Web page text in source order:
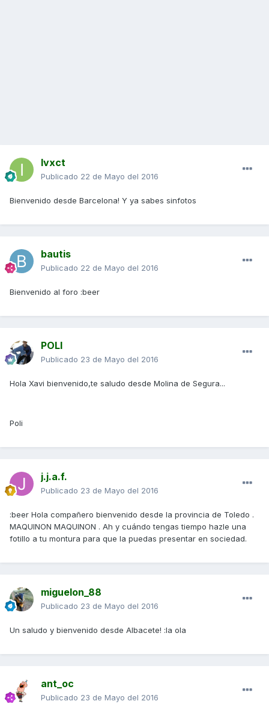
Ivxct
Publicado 22 de Mayo del 2016
Bienvenido desde Barcelona! Y ya sabes sinfotos
bautis
Publicado 22 de Mayo del 2016
Bienvenido al foro :beer
POLI
Publicado 23 de Mayo del 2016
Hola Xavi bienvenido,te saludo desde Molina de Segura...
Poli
j.j.a.f.
Publicado 23 de Mayo del 2016
:beer Hola compañero bienvenido desde la provincia de Toledo .
MAQUINON MAQUINON . Ah y cuándo tengas tiempo hazle una
fotillo a tu montura para que la puedas presentar en sociedad.
miguelon_88
Publicado 23 de Mayo del 2016
Un saludo y bienvenido desde Albacete! :la ola
ant_oc
Publicado 23 de Mayo del 2016